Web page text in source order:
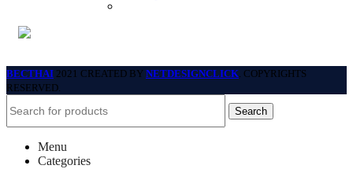
BECTHAI 2021 CREATED BY NETDESIGNCLICK. COPYRIGHTS
RESERVED.
Search
Menu
Categories